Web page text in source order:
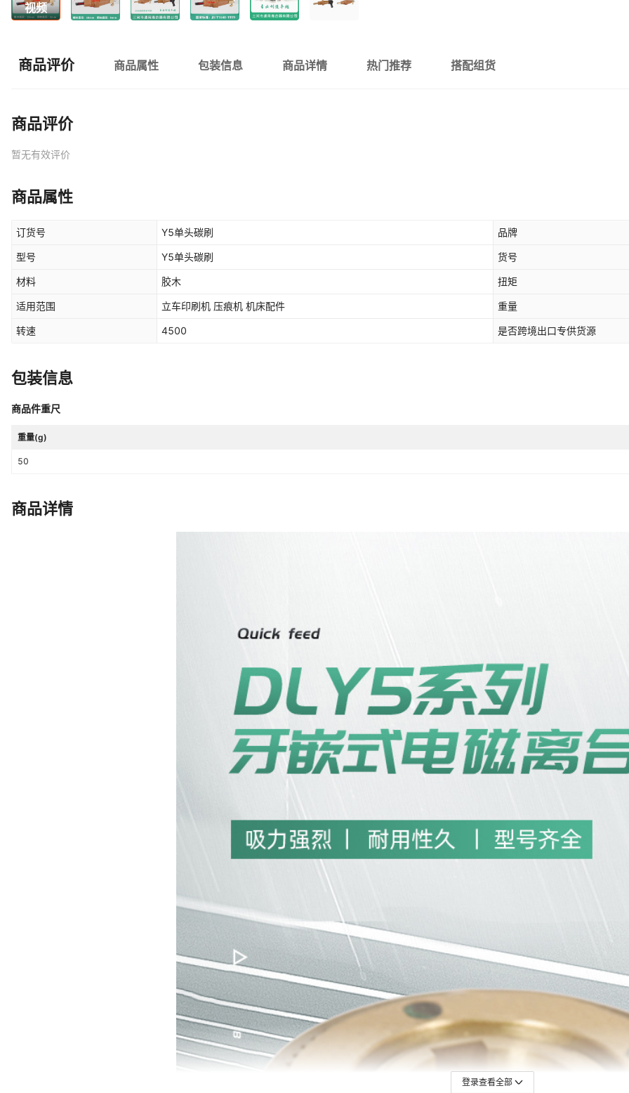
视频
商品评价 商品属性 包装信息 商品详情 热门推荐 搭配组货
商品评价
暂无有效评价
商品属性
订货号 Y5单头碳刷 品牌
型号 Y5单头碳刷 货号
材料 胶木 扭矩
适用范围 立车印刷机 压痕机 机床配件 重量
转速 4500 是否跨境出口专供货源
包装信息
商品件重尺
重量(g)
50
商品详情
登录查看全部